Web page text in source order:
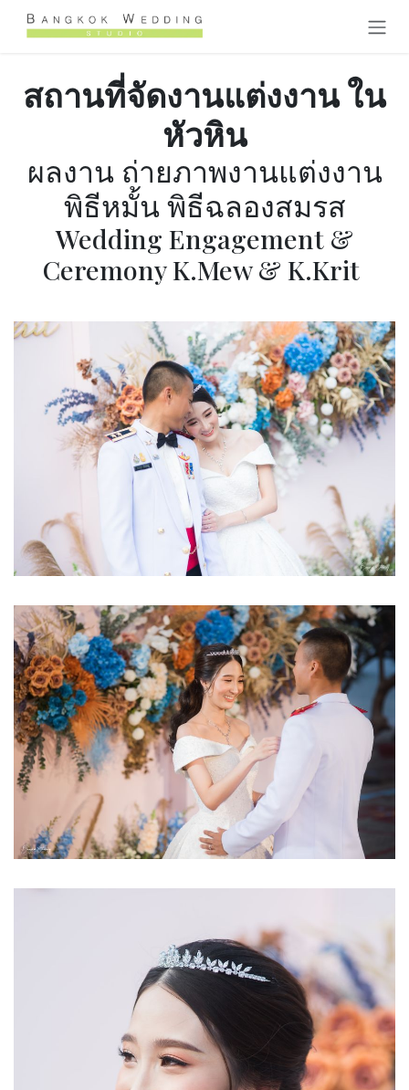
Skip to Content
สถานที่จัดงานแต่งงาน ใน
หัวหิน
ผลงาน ถ่ายภาพงานแต่งงาน
พิธีหมั้น พิธีฉลองสมรส
Wedding Engagement &
Ceremony K.Mew & K.Krit